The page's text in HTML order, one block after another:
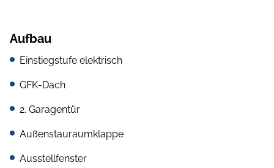
Aufbau
Einstiegstufe elektrisch
GFK-Dach
2. Garagentür
Außenstauraumklappe
Ausstellfenster